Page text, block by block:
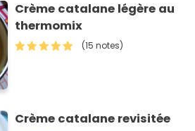
Crème catalane légère au
thermomix
(15 notes)
Crème catalane revisitée